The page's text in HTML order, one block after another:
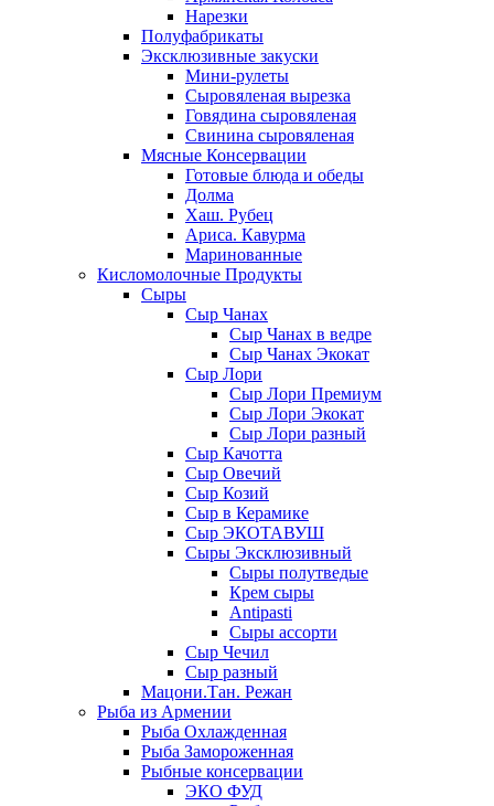
Нарезки
Полуфабрикаты
Эксклюзивные закуски
Мини-рулеты
Сыровяленая вырезка
Говядина сыровяленая
Свинина сыровяленая
Мясные Консервации
Готовые блюда и обеды
Долма
Хаш. Рубец
Ариса. Кавурма
Маринованные
Кисломолочные Продукты
Сыры
Сыр Чанах
Сыр Чанах в ведре
Сыр Чанах Экокат
Сыр Лори
Сыр Лори Премиум
Сыр Лори Экокат
Сыр Лори разный
Сыр Качотта
Сыр Овечий
Сыр Козий
Сыр в Керамике
Сыр ЭКОТАВУШ
Сыры Эксклюзивный
Сыры полутведые
Крем сыры
Antipasti
Сыры ассорти
Сыр Чечил
Сыр разный
Мацони.Тан. Режан
Рыба из Армении
Рыба Охлажденная
Рыба Замороженная
Рыбные консервации
ЭКО ФУД